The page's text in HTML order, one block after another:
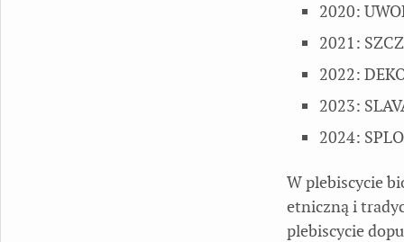
2020:
2021:
2022:
2023:
2024:
W plebiscycie
etniczną i
plebiscycie